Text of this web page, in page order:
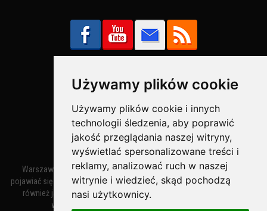
Używamy plików cookie
Używamy plików cookie i innych
technologii śledzenia, aby poprawić
jakość przeglądania naszej witryny,
wyświetlać spersonalizowane treści i
reklamy, analizować ruch w naszej
witrynie i wiedzieć, skąd pochodzą
nasi użytkownicy.
Bezpieczne Płatności obsługuje:
Warszawa – miasto stołeczne Warszawa. Nazwa miasta zaczęła
pojawiać się w dokumentach w XIV wieku jako Warszewa, a od XV wieku
również jako Warszowa. Zmiana nazwy na Warszawa w XV wieku
wynikała z mazowieckiej wymowy dialektycznej.